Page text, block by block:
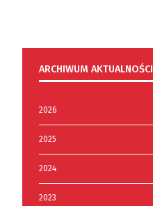
ARCHIWUM AKTUALNOŚCI
2026
2025
2024
2023